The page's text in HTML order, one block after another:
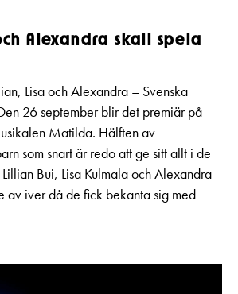
Alexandra skall spela
Lisa och Alexandra – Svenska
26 september blir det premiär på
Matilda. Hälften av
som snart är redo att ge sitt allt i de
Bui, Lisa Kulmala och Alexandra
av iver då de fick bekanta sig med